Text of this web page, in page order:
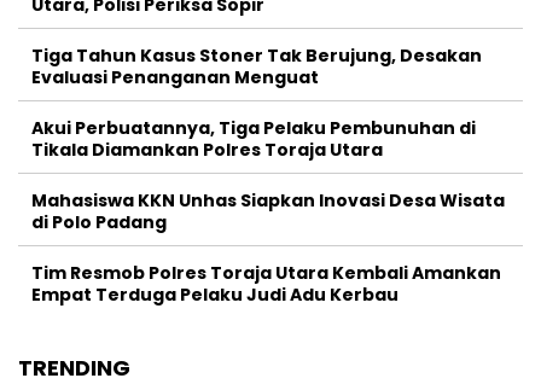
Tiga Tahun Kasus Stoner Tak Berujung, Desakan
Evaluasi Penanganan Menguat
Akui Perbuatannya, Tiga Pelaku Pembunuhan di
Tikala Diamankan Polres Toraja Utara
Mahasiswa KKN Unhas Siapkan Inovasi Desa Wisata
di Polo Padang
Tim Resmob Polres Toraja Utara Kembali Amankan
Empat Terduga Pelaku Judi Adu Kerbau
TRENDING